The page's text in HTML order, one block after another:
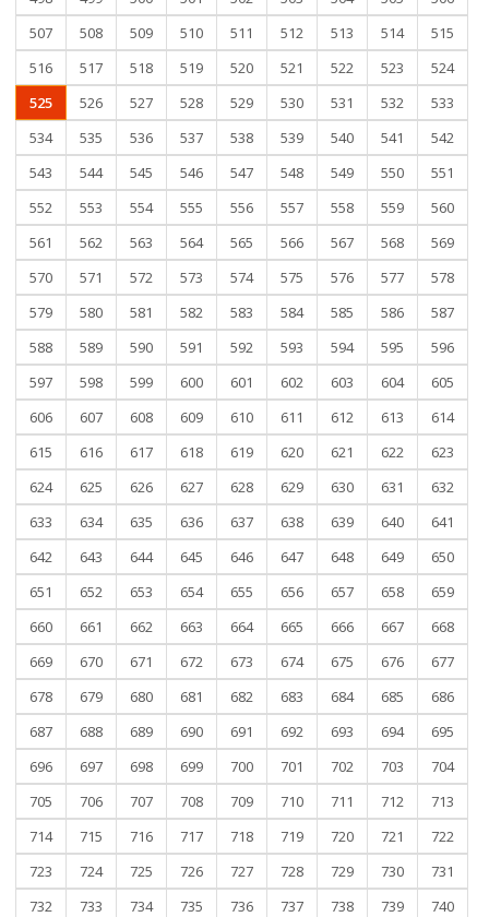
507
508 509 510 511 512 513 514
515
516
517 518 519 520 521 522 523
524
525
526 527 528 529 530 531 532
533
534
535 536 537 538 539 540 541
542
543
544 545 546 547 548 549 550
551
552
553 554 555 556 557 558 559
560
561
562 563 564 565 566 567 568
569
570
571 572 573 574 575 576 577
578
579
580 581 582 583 584 585 586
587
588
589 590 591 592 593 594 595
596
597
598 599 600 601 602 603 604
605
606
607 608 609 610 611 612 613
614
615
616 617 618 619 620 621 622
623
624
625 626 627 628 629 630 631
632
633
634 635 636 637 638 639 640
641
642
643 644 645 646 647 648 649
650
651
652 653 654 655 656 657 658
659
660
661 662 663 664 665 666 667
668
669
670 671 672 673 674 675 676
677
678
679 680 681 682 683 684 685
686
687
688 689 690 691 692 693 694
695
696
697 698 699 700 701 702 703
704
705
706 707 708 709 710 711 712
713
714
715 716 717 718 719 720 721
722
723
724 725 726 727 728 729 730
731
732
733 734 735 736 737 738 739
740